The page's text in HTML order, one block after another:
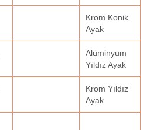
Krom Konik
Ayak
Alüminyum
Yıldız Ayak
Krom Yıldız
Ayak